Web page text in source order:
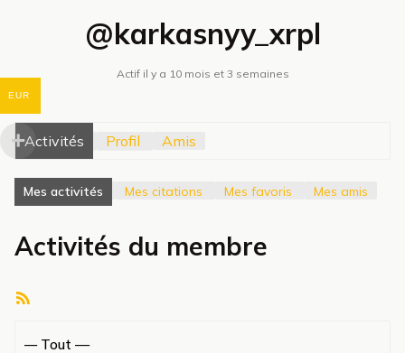
@karkasnyy_xrpl
Actif il y a 10 mois et 3 semaines
Activités Profil Amis
Mes activités Mes citations Mes favoris Mes amis
Activités du membre
EUR